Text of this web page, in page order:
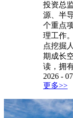
投资总
源、半
个重点
理工作
点挖掘
期成长
读，拥
2026 - 07
更多>>